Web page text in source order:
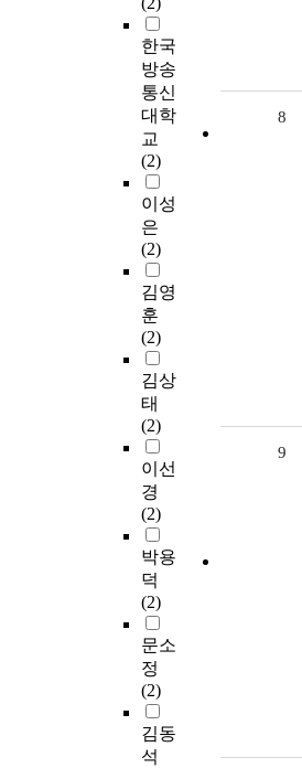
한국
방송
통신
대학
교
(2)
이성
은
(2)
김영
훈
(2)
김상
태
(2)
이선
경
(2)
박용
덕
(2)
문소
정
(2)
김동
석
8
9